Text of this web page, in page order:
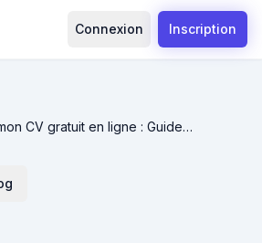
Connexion Inscription
CV gratuit en ligne : Guide